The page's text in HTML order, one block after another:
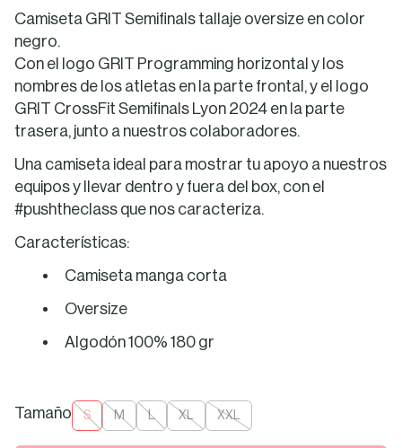
Camiseta GRIT Semifinals tallaje oversize en color
negro.
Con el logo GRIT Programming horizontal y los
nombres de los atletas en la parte frontal, y el logo
GRIT CrossFit Semifinals Lyon 2024 en la parte
trasera, junto a nuestros colaboradores.
Una camiseta ideal para mostrar tu apoyo a nuestros
equipos y llevar dentro y fuera del box, con el
#pushtheclass que nos caracteriza.
Características:
Camiseta manga corta
Oversize
Algodón 100% 180 gr
Tamaño S M L XL XXL